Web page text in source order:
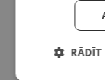
RĀDĪT